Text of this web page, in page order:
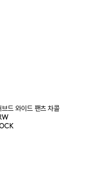
드 와이드 팬츠 차콜